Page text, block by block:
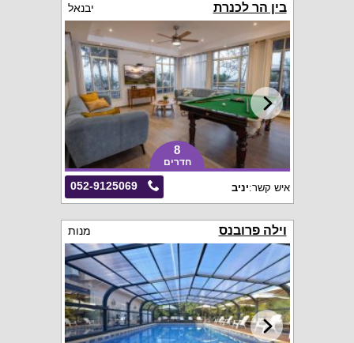
בין הר לכנרת יבנאל
8
חדרים
052-9125069 איש קשר:יניב
וילה פרובנס מנות